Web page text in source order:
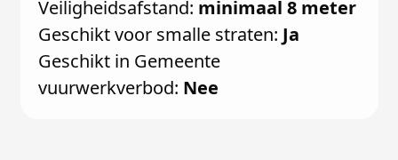
Veiligheidsafstand: minimaal 8 meter
Geschikt voor smalle straten: Ja
Geschikt in Gemeente
vuurwerkverbod: Nee